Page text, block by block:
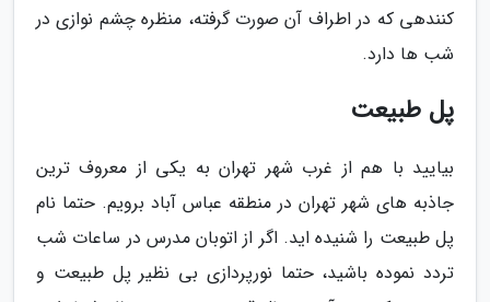
کنندهی که در اطراف آن صورت گرفته، منظره چشم نوازی در
شب ها دارد.
پل طبیعت
بیایید با هم از غرب شهر تهران به یکی از معروف ترین
جاذبه های شهر تهران در منطقه عباس آباد برویم. حتما نام
پل طبیعت را شنیده اید. اگر از اتوبان مدرس در ساعات شب
تردد نموده باشید، حتما نورپردازی بی نظیر پل طبیعت و